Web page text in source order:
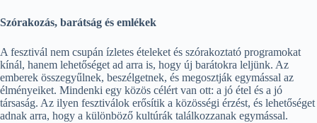
Szórakozás, barátság és emlékek
A fesztivál nem csupán ízletes ételeket és szórakoztató programokat
kínál, hanem lehetőséget ad arra is, hogy új barátokra leljünk. Az
emberek összegyűlnek, beszélgetnek, és megosztják egymással az
élményeiket. Mindenki egy közös célért van ott: a jó étel és a jó
társaság. Az ilyen fesztiválok erősítik a közösségi érzést, és lehetőséget
adnak arra, hogy a különböző kultúrák találkozzanak egymással.